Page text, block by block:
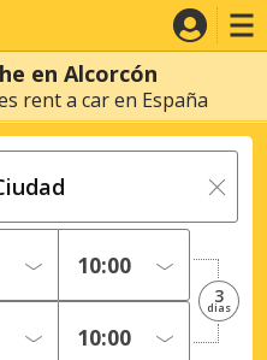
en Alcorcón
rent a car en España
3
dias